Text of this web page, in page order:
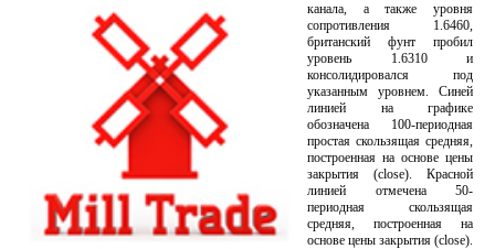
канала, а также уровня
сопротивления 1.6460,
британский фунт пробил
уровень 1.6310 и
консолидировался под
указанным уровнем. Синей
линией на графике
обозначена 100-периодная
простая скользящая средняя,
построенная на основе цены
закрытия (close). Красной
линией отмечена 50-
периодная скользящая
средняя, построенная на
основе цены закрытия (close).